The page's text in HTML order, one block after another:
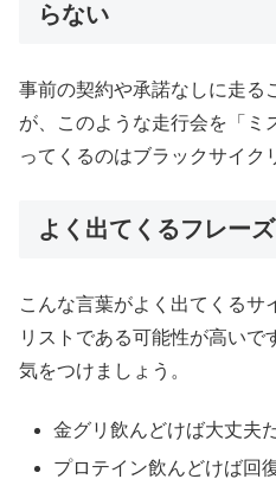
らない
事前の契約や承諾なしに走る
が、このような走行会を「ミ
ってくるのはブラックサイク
よく出てくるフレーズ
こんな言葉がよく出てくるサ
リストである可能性が高いで
気をつけましょう。
金グリ飲んどけば大丈夫
プロテイン飲んどけば回